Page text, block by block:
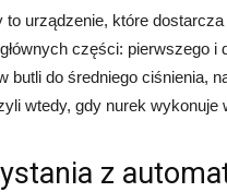
to urządzenie, które
części: pierwszego
butli do średniego ciśnienia,
wtedy, gdy nurek wykonuje
z